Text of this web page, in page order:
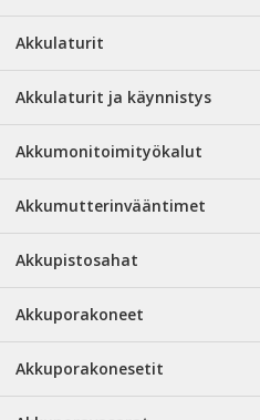
Akkulaturit
Akkulaturit ja käynnistys
Akkumonitoimityökalut
Akkumutterinvääntimet
Akkupistosahat
Akkuporakoneet
Akkuporakonesetit